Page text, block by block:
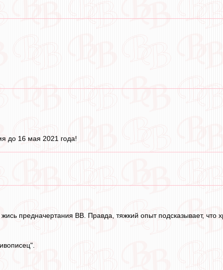
до 16 мая 2021 года!
предначертания ВВ. Правда, тяжкий опыт подсказывает, что